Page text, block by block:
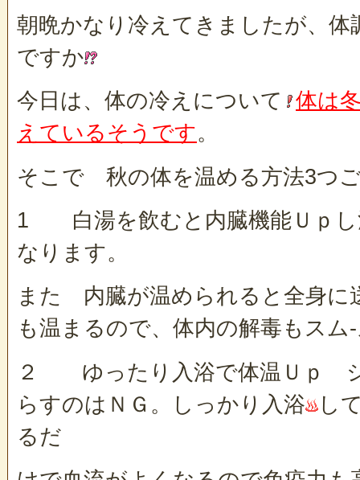
朝晩かなり冷えてきましたが、体
ですか
今日は、体の冷えについて
体は
えているそうです。
そこで 秋の体を温める方法3つ
1 白湯を飲むと内臓機能Ｕｐし
なります。
また 内臓が温められると全身に
も温まるので、体内の解毒もスム
２ ゆったり入浴で体温Ｕｐ
らすのはＮＧ。しっかり入浴
し
るだ